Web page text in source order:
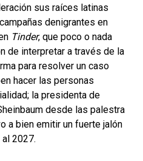
sus raíces latinas
denigrantes en
Tinder, que poco o nada
de interpretar a través de la
para resolver un caso
hacer las personas
la presidenta de
desde las palestra
a bien emitir un fuerte jalón
2027.